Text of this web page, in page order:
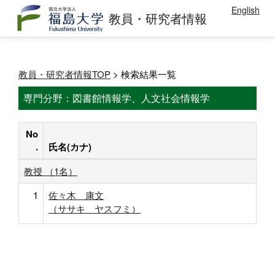
教員・研究者情報 English
教員・研究者情報TOP > 検索結果一覧
専門分野：図書館情報学、人文社会情報学
No
.
氏名(カナ)
教授 （1名）
1
佐々木 康文
（ササキ ヤスフミ）